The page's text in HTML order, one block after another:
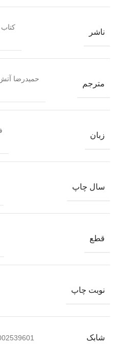
ناشر
مترجم
حمیدرضا
زبان
سال چاپ
قطع
نوبت چاپ
شابک